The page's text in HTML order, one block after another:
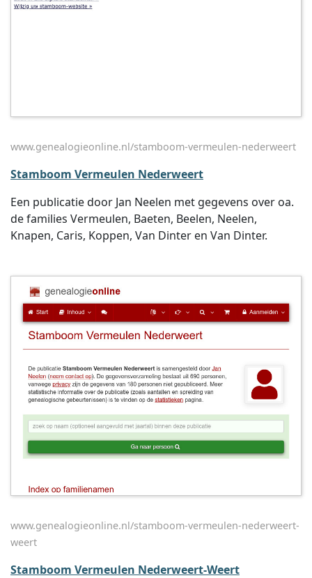
www.genealogieonline.nl/stamboom-vermeulen-nederweert
Stamboom Vermeulen Nederweert
Een publicatie door Jan Neelen met gegevens over oa.
de families Vermeulen, Baeten, Beelen, Neelen,
Knapen, Caris, Koppen, Van Dinter en Van Dinter.
www.genealogieonline.nl/stamboom-vermeulen-nederweert-
weert
Stamboom Vermeulen Nederweert-Weert